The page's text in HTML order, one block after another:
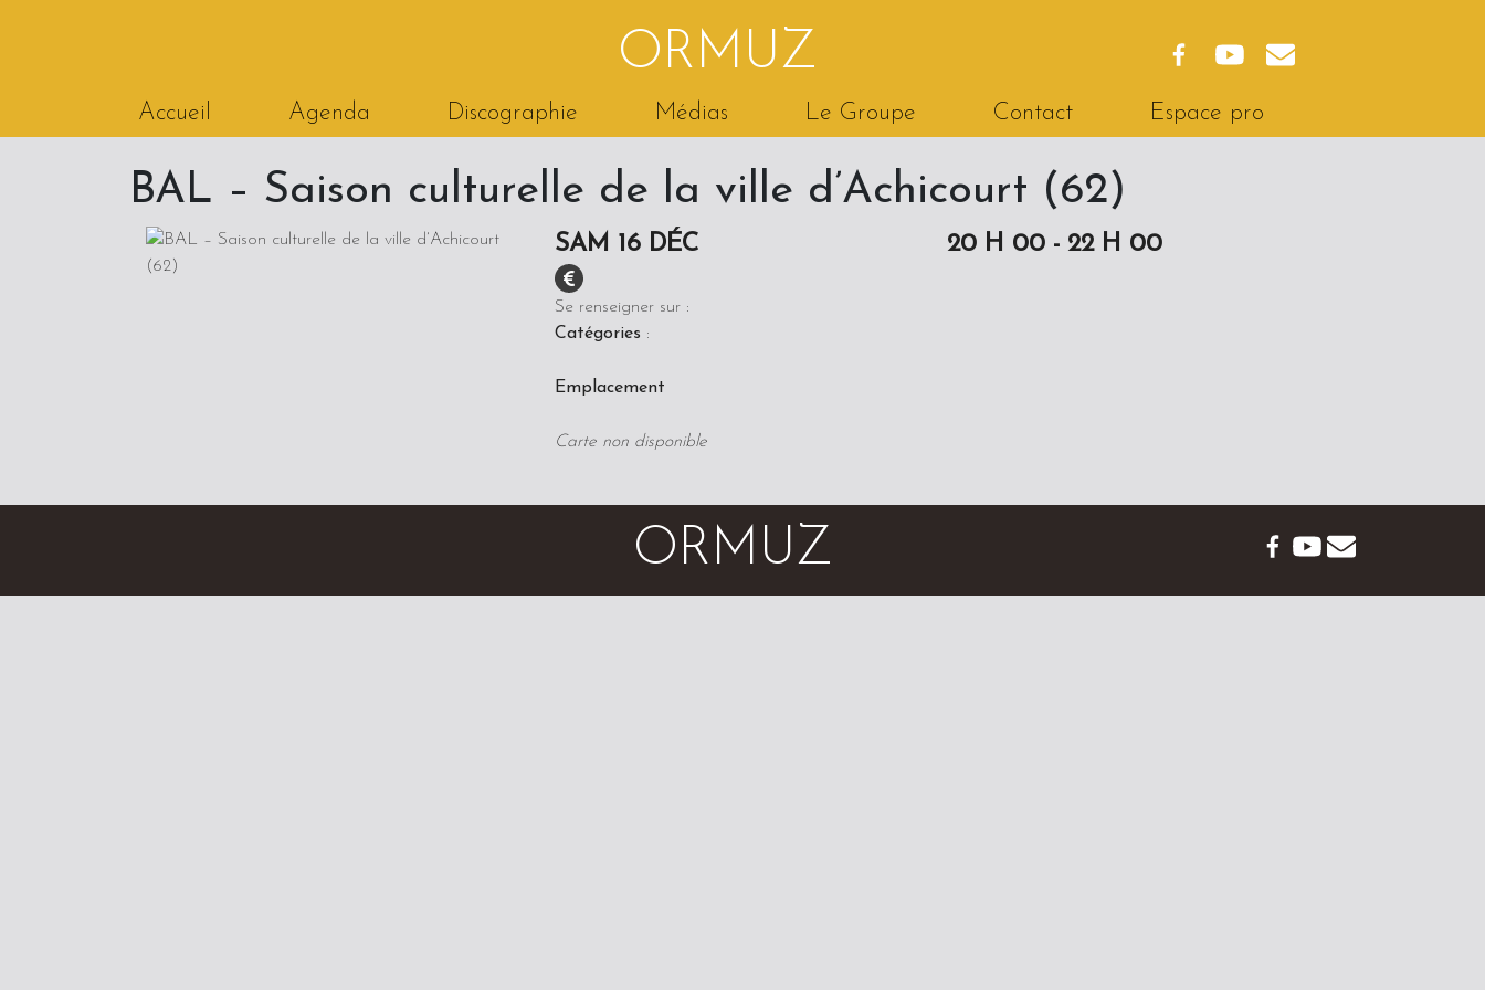
ORMUZ
Accueil Agenda Discographie Médias Le Groupe Contact Espace pro
BAL – Saison culturelle de la ville d’Achicourt (62)
SAM 16 DÉC 20 H 00 - 22 H 00
Se renseigner sur :
Catégories :
Emplacement
Carte non disponible
ORMUZ